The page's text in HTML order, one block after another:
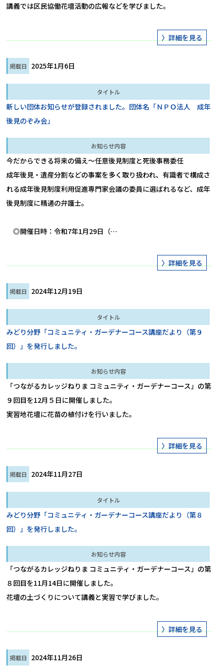
講義では区民協働花壇活動の広報などを学びました。
2025年1月6日
新しい団体お知らせが登録されました。団体名「ＮＰＯ法人 成年
後見のぞみ会」
今だからできる将来の備え～任意後見制度と死後事務委任
成年後見・遺産分割などの事案を多く取り扱われ、有識者で構成さ
れる成年後見制度利用促進専門家会議の委員に選ばれるなど、成年
後見制度に精通の弁護士。
◎開催日時：令和7年1月29日（…
2024年12月19日
みどり分野「コミュニティ・ガーデナーコース講座だより（第９
回）」を発行しました。
「つながるカレッジねりま コミュニティ・ガーデナーコース」の第
９回目を12月５日に開催しました。
実習地花壇に花苗の植付けを行いました。
2024年11月27日
みどり分野「コミュニティ・ガーデナーコース講座だより（第８
回）」を発行しました。
「つながるカレッジねりま コミュニティ・ガーデナーコース」の第
８回目を11月14日に開催しました。
花壇の土づくりについて講義と実習で学びました。
2024年11月26日